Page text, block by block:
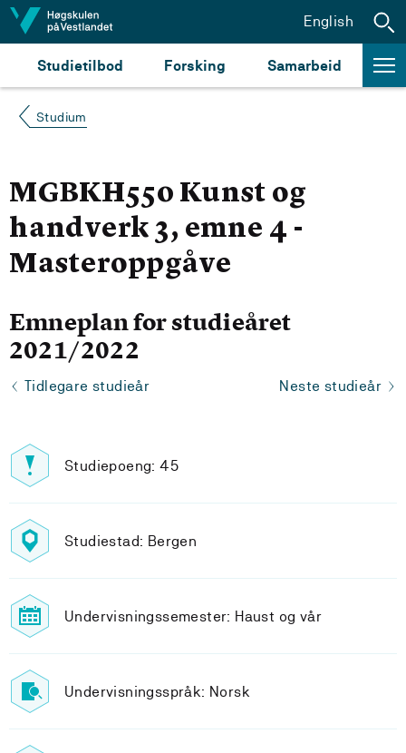
Hopp til innhald
Studietilbod Forsking Samarbeid
English
Studium
MGBKH550 Kunst og
handverk 3, emne 4 -
Masteroppgåve
Emneplan for studieåret
2021/2022
Tidlegare studieår Neste studieår
Studiepoeng: 45
Studiestad: Bergen
Undervisningssemester: Haust og vår
Undervisningsspråk: Norsk